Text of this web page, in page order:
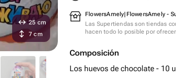
FlowersAmely|FlowersAmely -
Las Supertiendas son tiendas
hacen todo lo posible por
Composición
Los huevos de chocolate - 10
25 cm
7 cm